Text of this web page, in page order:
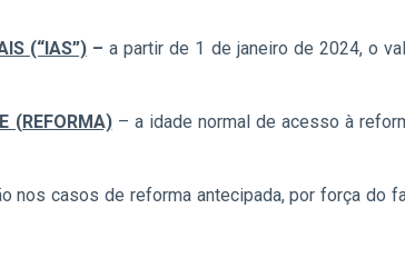
(“IAS”)–a partir de 1 de janeiro de 2024, o
(REFORMA)– a idade normal de acesso à
nos casos de reforma antecipada, por força do